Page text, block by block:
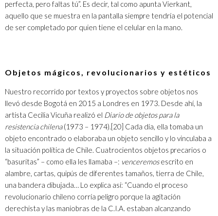
perfecta, pero faltas tú”. Es decir, tal como apunta Vierkant,
aquello que se muestra en la pantalla siempre tendría el potencial
de ser completado por quien tiene el celular en la mano.
Objetos mágicos, revolucionarios y estéticos
Nuestro recorrido por textos y proyectos sobre objetos nos
llevó desde Bogotá en 2015 a Londres en 1973. Desde ahí, la
artista Cecilia Vicuña realizó el Diario de objetos para la
resistencia chilena(1973 – 1974).[20] Cada día, ella tomaba un
objeto encontrado o elaboraba un objeto sencillo y lo vinculaba a
la situación política de Chile. Cuatrocientos objetos precarios o
“basuritas” – como ella les llamaba –: venceremosescrito en
alambre, cartas, quipús de diferentes tamaños, tierra de Chile,
una bandera dibujada… Lo explica así: “Cuando el proceso
revolucionario chileno corría peligro porque la agitación
derechista y las maniobras de la C.I.A. estaban alcanzando